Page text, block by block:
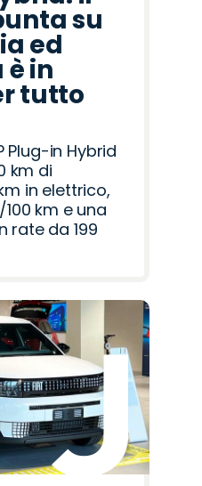
su
ed
in
tutto
Plug-in Hybrid
km di
in elettrico,
km e una
rate da 199